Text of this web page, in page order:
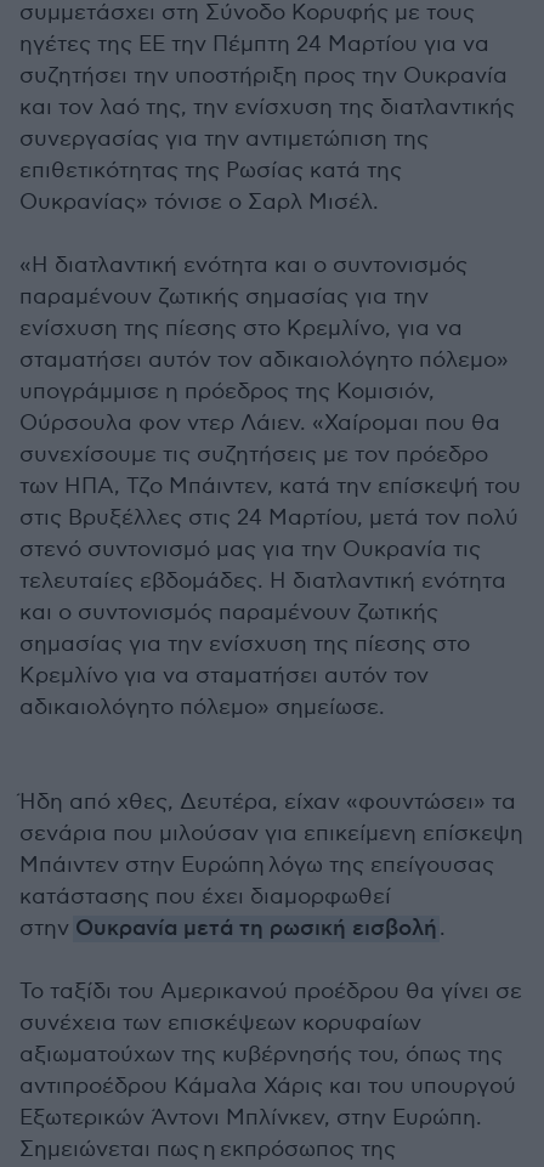
συμμετάσχει στη Σύνοδο Κορυφής με τους
ηγέτες της ΕΕ την Πέμπτη 24 Μαρτίου για να
συζητήσει την υποστήριξη προς την Ουκρανία
και τον λαό της, την ενίσχυση της διατλαντικής
συνεργασίας για την αντιμετώπιση της
επιθετικότητας της Ρωσίας κατά της
Ουκρανίας» τόνισε ο Σαρλ Μισέλ.
«Η διατλαντική ενότητα και ο συντονισμός
παραμένουν ζωτικής σημασίας για την
ενίσχυση της πίεσης στο Κρεμλίνο, για να
σταματήσει αυτόν τον αδικαιολόγητο πόλεμο»
υπογράμμισε η πρόεδρος της Κομισιόν,
Ούρσουλα φον ντερ Λάιεν. «Χαίρομαι που θα
συνεχίσουμε τις συζητήσεις με τον πρόεδρο
των ΗΠΑ, Τζο Μπάιντεν, κατά την επίσκεψή του
στις Βρυξέλλες στις 24 Μαρτίου, μετά τον πολύ
στενό συντονισμό μας για την Ουκρανία τις
τελευταίες εβδομάδες. Η διατλαντική ενότητα
και ο συντονισμός παραμένουν ζωτικής
σημασίας για την ενίσχυση της πίεσης στο
Κρεμλίνο για να σταματήσει αυτόν τον
αδικαιολόγητο πόλεμο» σημείωσε.
Ήδη από χθες, Δευτέρα, είχαν «φουντώσει» τα
σενάρια που μιλούσαν για επικείμενη επίσκεψη
Μπάιντεν στην Ευρώπη λόγω της επείγουσας
κατάστασης που έχει διαμορφωθεί
στην Ουκρανία μετά τη ρωσική εισβολή.
Το ταξίδι του Αμερικανού προέδρου θα γίνει σε
συνέχεια των επισκέψεων κορυφαίων
αξιωματούχων της κυβέρνησής του, όπως της
αντιπροέδρου Κάμαλα Χάρις και του υπουργού
Εξωτερικών Άντονι Μπλίνκεν, στην Ευρώπη.
Σημειώνεται πως η εκπρόσωπος της